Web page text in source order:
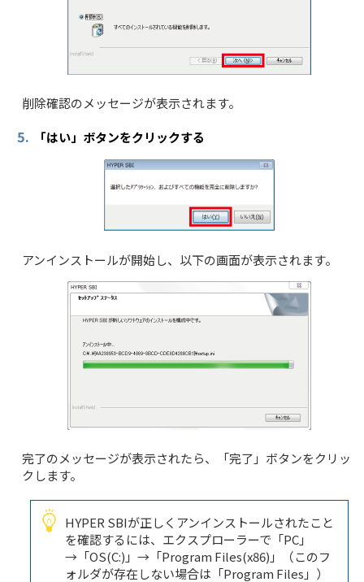
削除確認のメッセージが表示されます。
5. 「はい」ボタンをクリックする
アンインストールが開始し、以下の画面が表示されます。
完了のメッセージが表示されたら、「完了」ボタンをクリッ
クします。
HYPER SBIが正しくアンインストールされたこと
を確認するには、エクスプローラーで「PC」
→「OS(C:)」→「Program Files(x86)」（このフ
ォルダが存在しない場合は「Program Files」）